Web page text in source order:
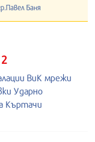
Баня
ВиК мрежи
Ударно
Къртачи